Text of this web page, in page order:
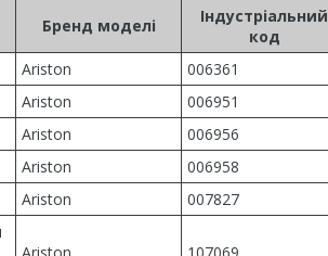
Бренд моделі
Індустріальний
код
Ariston 006361
Ariston 006951
Ariston 006956
Ariston 006958
Ariston 007827
Ariston 107069